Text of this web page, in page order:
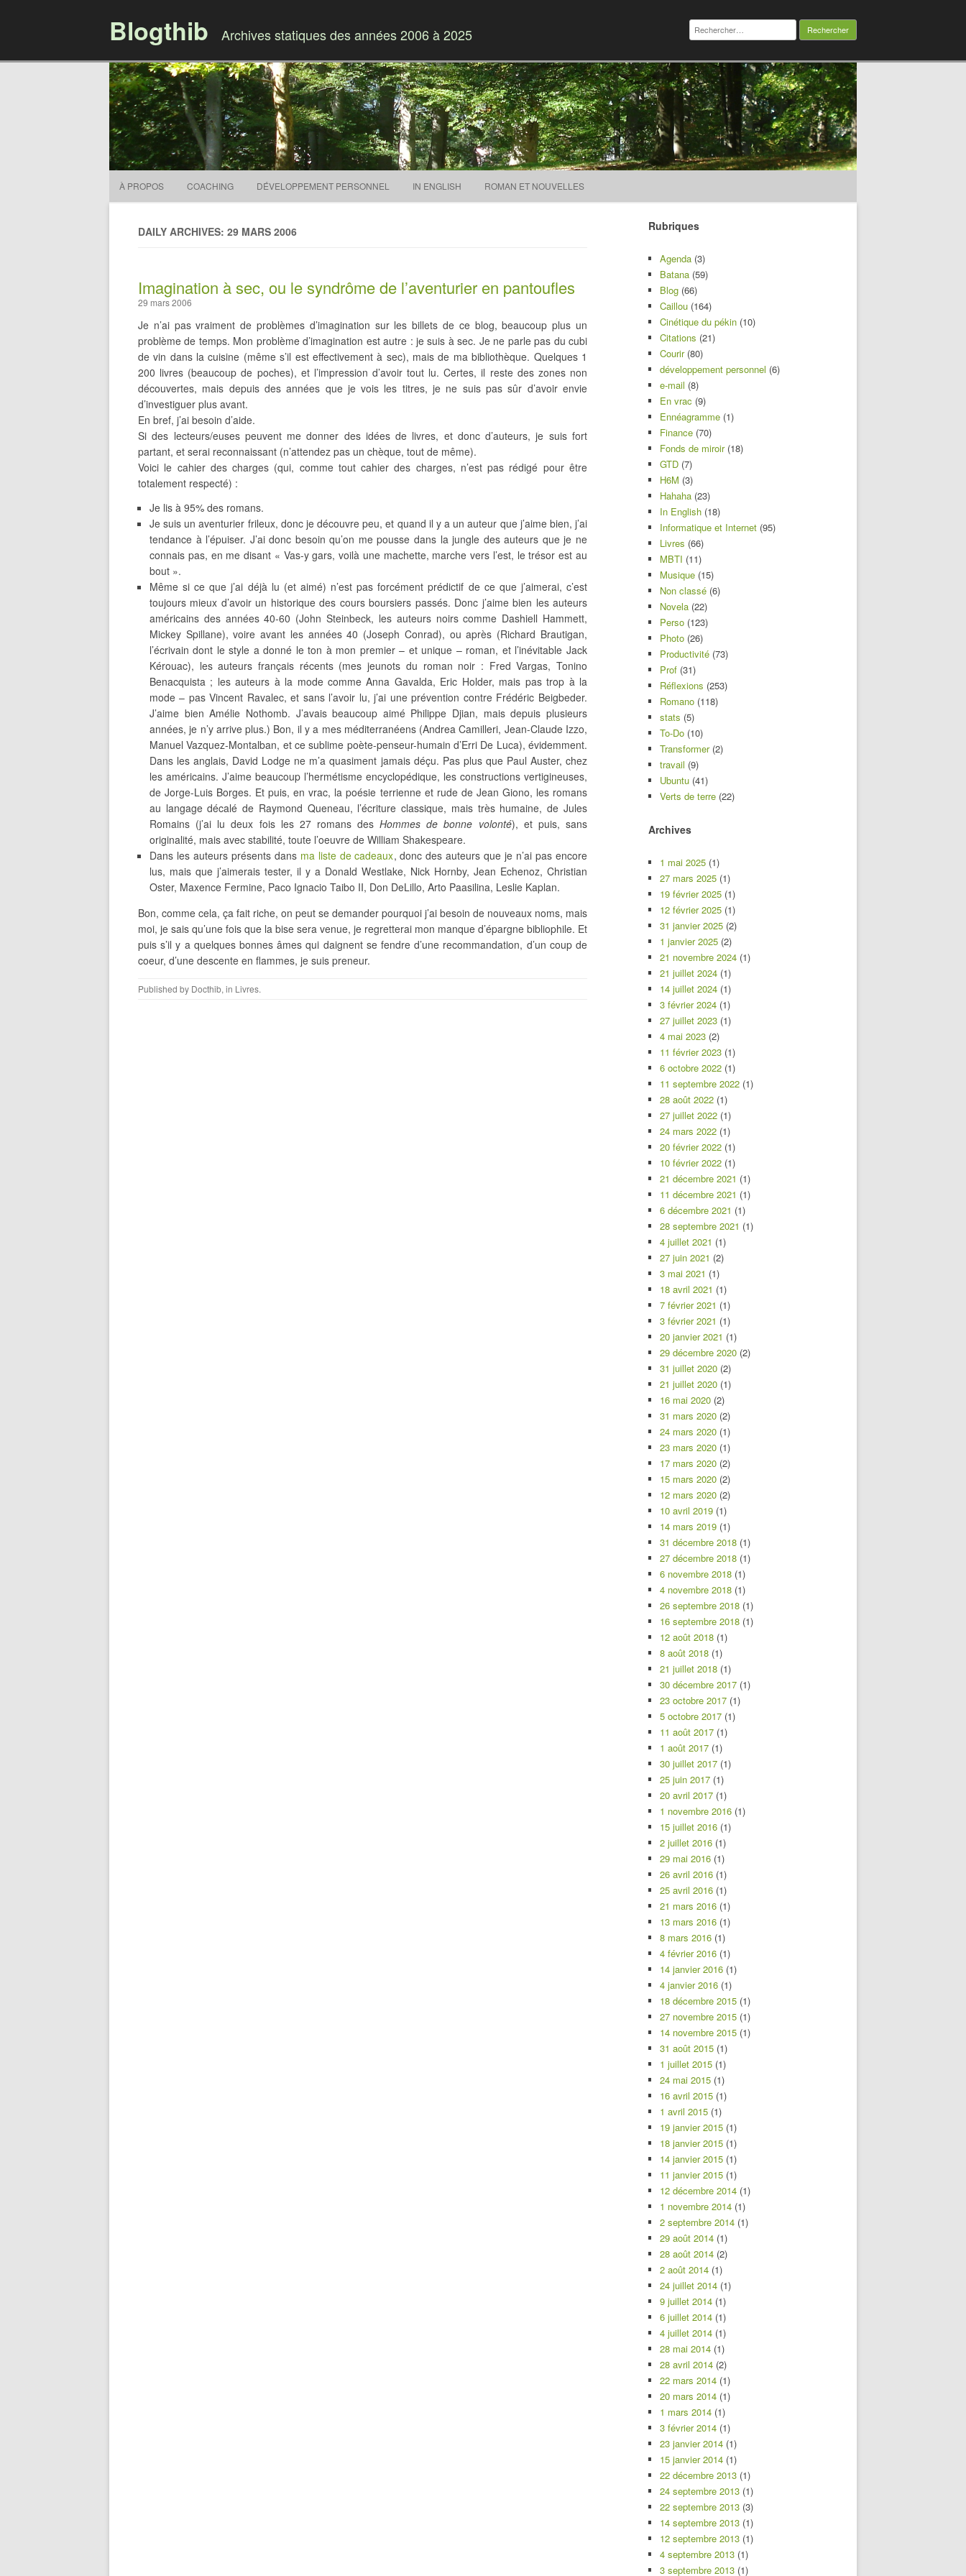
Blogthib Archives statiques des années 2006 à 2025
Rechercher :
À PROPOS COACHING DÉVELOPPEMENT PERSONNEL IN ENGLISH ROMAN ET NOUVELLES
DAILY ARCHIVES: 29 MARS 2006
Imagination à sec, ou le syndrôme de l’aventurier en pantoufles
29 mars 2006
Je n’ai pas vraiment de problèmes d’imagination sur les billets de ce blog, beaucoup plus un
problème de temps. Mon problème d’imagination est autre : je suis à sec. Je ne parle pas du cubi
de vin dans la cuisine (même s’il est effectivement à sec), mais de ma bibliothèque. Quelques 1
200 livres (beaucoup de poches), et l’impression d’avoir tout lu. Certes, il reste des zones non
découvertes, mais depuis des années que je vois les titres, je ne suis pas sûr d’avoir envie
d’investiguer plus avant.
En bref, j’ai besoin d’aide.
Si des lecteurs/euses peuvent me donner des idées de livres, et donc d’auteurs, je suis fort
partant, et serai reconnaissant (n’attendez pas un chèque, tout de même).
Voici le cahier des charges (qui, comme tout cahier des charges, n’est pas rédigé pour être
totalement respecté) :
Je lis à 95% des romans.
Je suis un aventurier frileux, donc je découvre peu, et quand il y a un auteur que j’aime bien, j’ai
tendance à l’épuiser. J’ai donc besoin qu’on me pousse dans la jungle des auteurs que je ne
connais pas, en me disant « Vas-y gars, voilà une machette, marche vers l’est, le trésor est au
bout ».
Même si ce que j’ai déjà lu (et aimé) n’est pas forcément prédictif de ce que j’aimerai, c’est
toujours mieux d’avoir un historique des cours boursiers passés. Donc j’aime bien les auteurs
américains des années 40-60 (John Steinbeck, les auteurs noirs comme Dashiell Hammett,
Mickey Spillane), voire avant les années 40 (Joseph Conrad), ou après (Richard Brautigan,
l’écrivain dont le style a donné le ton à mon premier – et unique – roman, et l’inévitable Jack
Kérouac), les auteurs français récents (mes jeunots du roman noir : Fred Vargas, Tonino
Benacquista ; les auteurs à la mode comme Anna Gavalda, Eric Holder, mais pas trop à la
mode – pas Vincent Ravalec, et sans l’avoir lu, j’ai une prévention contre Frédéric Beigbeder.
J’aime bien Amélie Nothomb. J’avais beaucoup aimé Philippe Djian, mais depuis plusieurs
années, je n’y arrive plus.) Bon, il y a mes méditerranéens (Andrea Camilleri, Jean-Claude Izzo,
Manuel Vazquez-Montalban, et ce sublime poète-penseur-humain d’Erri De Luca), évidemment.
Dans les anglais, David Lodge ne m’a quasiment jamais déçu. Pas plus que Paul Auster, chez
les américains. J’aime beaucoup l’hermétisme encyclopédique, les constructions vertigineuses,
de Jorge-Luis Borges. Et puis, en vrac, la poésie terrienne et rude de Jean Giono, les romans
au langage décalé de Raymond Queneau, l’écriture classique, mais très humaine, de Jules
Romains (j’ai lu deux fois les 27 romans desHommes de bonne volonté), et puis, sans
originalité, mais avec stabilité, toute l’oeuvre de William Shakespeare.
Dans les auteurs présents dans ma liste de cadeaux, donc des auteurs que je n’ai pas encore
lus, mais que j’aimerais tester, il y a Donald Westlake, Nick Hornby, Jean Echenoz, Christian
Oster, Maxence Fermine, Paco Ignacio Taibo II, Don DeLillo, Arto Paasilina, Leslie Kaplan.
Bon, comme cela, ça fait riche, on peut se demander pourquoi j’ai besoin de nouveaux noms, mais
moi, je sais qu’une fois que la bise sera venue, je regretterai mon manque d’épargne bibliophile. Et
puis s’il y a quelques bonnes âmes qui daignent se fendre d’une recommandation, d’un coup de
coeur, d’une descente en flammes, je suis preneur.
Published by Docthib, in Livres.
Rubriques
Agenda (3)
Batana (59)
Blog (66)
Caillou (164)
Cinétique du pékin (10)
Citations (21)
Courir(80)
développement personnel (6)
e-mail (8)
En vrac (9)
Ennéagramme (1)
Finance (70)
Fonds de miroir(18)
GTD (7)
H6M (3)
Hahaha (23)
In English (18)
Informatique et Internet (95)
Livres (66)
MBTI (11)
Musique (15)
Non classé (6)
Novela (22)
Perso (123)
Photo (26)
Productivité (73)
Prof (31)
Réflexions (253)
Romano (118)
stats (5)
To-Do (10)
Transformer(2)
travail (9)
Ubuntu (41)
Verts de terre (22)
Archives
1 mai 2025 (1)
27 mars 2025 (1)
19 février 2025 (1)
12 février 2025 (1)
31 janvier 2025 (2)
1 janvier 2025 (2)
21 novembre 2024 (1)
21 juillet 2024 (1)
14 juillet 2024 (1)
3 février 2024 (1)
27 juillet 2023 (1)
4 mai 2023 (2)
11 février 2023 (1)
6 octobre 2022 (1)
11 septembre 2022 (1)
28 août 2022 (1)
27 juillet 2022 (1)
24 mars 2022 (1)
20 février 2022 (1)
10 février 2022 (1)
21 décembre 2021 (1)
11 décembre 2021 (1)
6 décembre 2021 (1)
28 septembre 2021 (1)
4 juillet 2021 (1)
27 juin 2021 (2)
3 mai 2021 (1)
18 avril 2021 (1)
7 février 2021 (1)
3 février 2021 (1)
20 janvier 2021 (1)
29 décembre 2020 (2)
31 juillet 2020 (2)
21 juillet 2020 (1)
16 mai 2020 (2)
31 mars 2020 (2)
24 mars 2020 (1)
23 mars 2020 (1)
17 mars 2020 (2)
15 mars 2020 (2)
12 mars 2020 (2)
10 avril 2019 (1)
14 mars 2019 (1)
31 décembre 2018 (1)
27 décembre 2018 (1)
6 novembre 2018 (1)
4 novembre 2018 (1)
26 septembre 2018 (1)
16 septembre 2018 (1)
12 août 2018 (1)
8 août 2018 (1)
21 juillet 2018 (1)
30 décembre 2017 (1)
23 octobre 2017 (1)
5 octobre 2017 (1)
11 août 2017 (1)
1 août 2017 (1)
30 juillet 2017 (1)
25 juin 2017 (1)
20 avril 2017 (1)
1 novembre 2016 (1)
15 juillet 2016 (1)
2 juillet 2016 (1)
29 mai 2016 (1)
26 avril 2016 (1)
25 avril 2016 (1)
21 mars 2016 (1)
13 mars 2016 (1)
8 mars 2016 (1)
4 février 2016 (1)
14 janvier 2016 (1)
4 janvier 2016 (1)
18 décembre 2015 (1)
27 novembre 2015 (1)
14 novembre 2015 (1)
31 août 2015 (1)
1 juillet 2015 (1)
24 mai 2015 (1)
16 avril 2015 (1)
1 avril 2015 (1)
19 janvier 2015 (1)
18 janvier 2015 (1)
14 janvier 2015 (1)
11 janvier 2015 (1)
12 décembre 2014 (1)
1 novembre 2014 (1)
2 septembre 2014 (1)
29 août 2014 (1)
28 août 2014 (2)
2 août 2014 (1)
24 juillet 2014 (1)
9 juillet 2014 (1)
6 juillet 2014 (1)
4 juillet 2014 (1)
28 mai 2014 (1)
28 avril 2014 (2)
22 mars 2014 (1)
20 mars 2014 (1)
1 mars 2014 (1)
3 février 2014 (1)
23 janvier 2014 (1)
15 janvier 2014 (1)
22 décembre 2013 (1)
24 septembre 2013 (1)
22 septembre 2013 (3)
14 septembre 2013 (1)
12 septembre 2013 (1)
4 septembre 2013 (1)
3 septembre 2013 (1)